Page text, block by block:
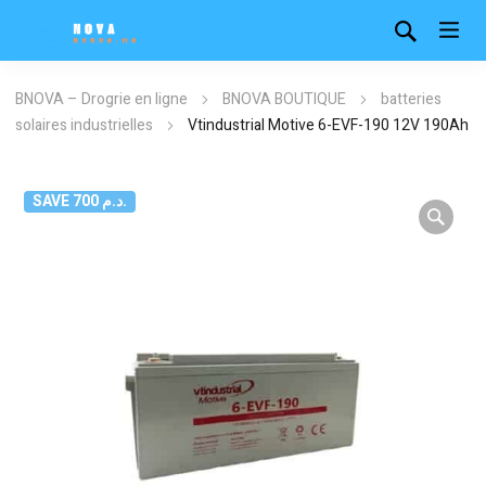
BNOVA – Drogrie en ligne BNOVA BOUTIQUE
batteries
solaires industrielles
Vtindustrial Motive 6-EVF-190 12V 190Ah
SAVE 700 د.م.